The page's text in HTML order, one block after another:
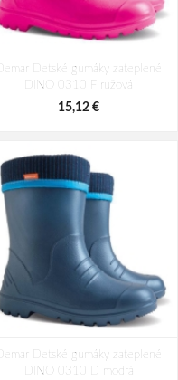
Demar Detské gumáky zateplené
DINO 0310 F ružová
15,12 €
Demar Detské gumáky zateplené
DINO 0310 D modrá